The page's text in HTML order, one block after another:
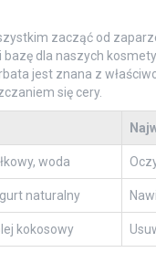
zacząć od
dla naszych
jest znana z
się cery.
woda
naturalny
kokosowy